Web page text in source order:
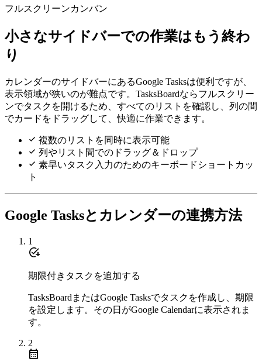
フルスクリーンカンバン
小さなサイドバーでの作業はもう終わ
り
カレンダーのサイドバーにあるGoogle Tasksは便利ですが、
表示領域が狭いのが難点です。TasksBoardならフルスクリー
ンでタスクを開けるため、すべてのリストを確認し、列の間
でカードをドラッグして、快適に作業できます。
複数のリストを同時に表示可能
列やリスト間でのドラッグ＆ドロップ
素早いタスク入力のためのキーボードショートカッ
ト
Google Tasksとカレンダーの連携方法
1
add_task
期限付きタスクを追加する
TasksBoardまたはGoogle Tasksでタスクを作成し、期限
を設定します。その日がGoogle Calendarに表示されま
す。
2
calendar_month